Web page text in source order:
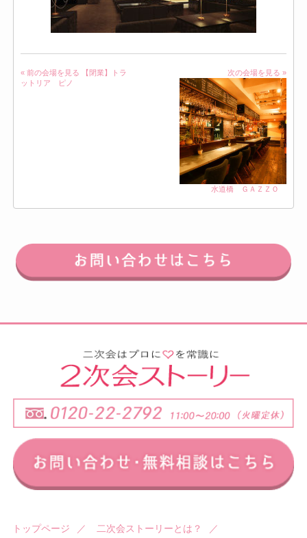
« 前の会場を見る
【閉業】トラ
ットリア ピノ
次の会場を見る »
水道橋 ＧＡＺＺＯ
トップページ ／ 二次会ストーリーとは？ ／